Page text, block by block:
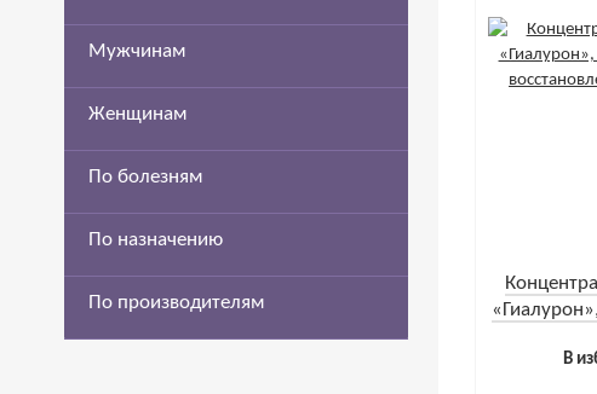
Мужчинам
Женщинам
По болезням
По назначению
По производителям
В